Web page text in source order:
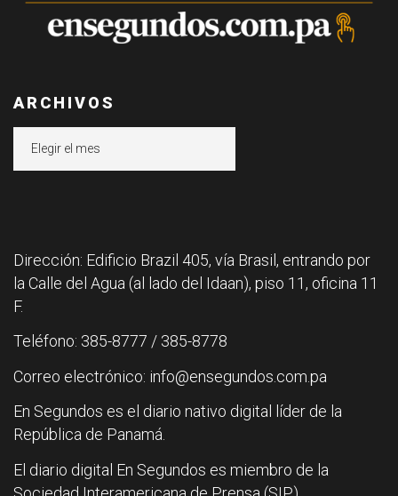
ARCHIVOS
Dirección: Edificio Brazil 405, vía Brasil, entrando por
la Calle del Agua (al lado del Idaan), piso 11, oficina 11
F.
Teléfono: 385-8777 / 385-8778
Correo electrónico: info@ensegundos.com.pa
En Segundos es el diario nativo digital líder de la
República de Panamá.
El diario digital En Segundos es miembro de la